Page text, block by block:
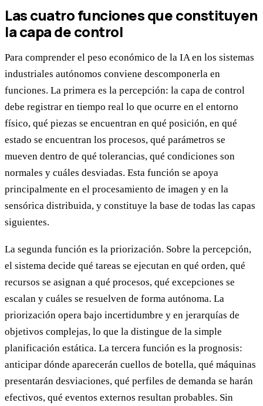
Las cuatro funciones que constituyen
la capa de control
Para comprender el peso económico de la IA en los sistemas
industriales autónomos conviene descomponerla en
funciones. La primera es la percepción: la capa de control
debe registrar en tiempo real lo que ocurre en el entorno
físico, qué piezas se encuentran en qué posición, en qué
estado se encuentran los procesos, qué parámetros se
mueven dentro de qué tolerancias, qué condiciones son
normales y cuáles desviadas. Esta función se apoya
principalmente en el procesamiento de imagen y en la
sensórica distribuida, y constituye la base de todas las capas
siguientes.
La segunda función es la priorización. Sobre la percepción,
el sistema decide qué tareas se ejecutan en qué orden, qué
recursos se asignan a qué procesos, qué excepciones se
escalan y cuáles se resuelven de forma autónoma. La
priorización opera bajo incertidumbre y en jerarquías de
objetivos complejas, lo que la distingue de la simple
planificación estática. La tercera función es la prognosis:
anticipar dónde aparecerán cuellos de botella, qué máquinas
presentarán desviaciones, qué perfiles de demanda se harán
efectivos, qué eventos externos resultan probables. Sin